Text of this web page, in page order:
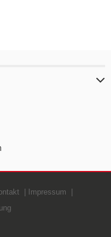
Impressum